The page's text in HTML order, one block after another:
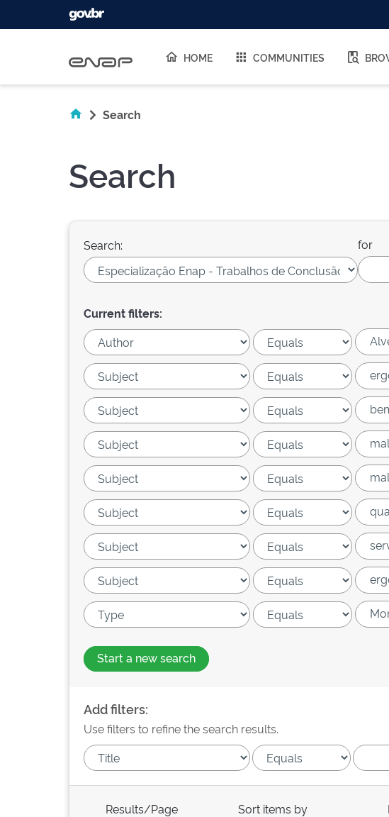
HOME COMMUNITIES
Search
Search
Search: for
Current filters:
Start a new search
Add filters:
Use filters to refine the search results.
Results/Page Sort items by